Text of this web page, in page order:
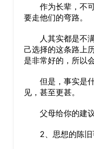
作为长辈，不可
要走他们的弯路。
人其实都是不满
己选择的这条路上
是非常好的，所以
但是，事实是什
见，甚至更甚。
父母给你的建议
2、思想的陈旧